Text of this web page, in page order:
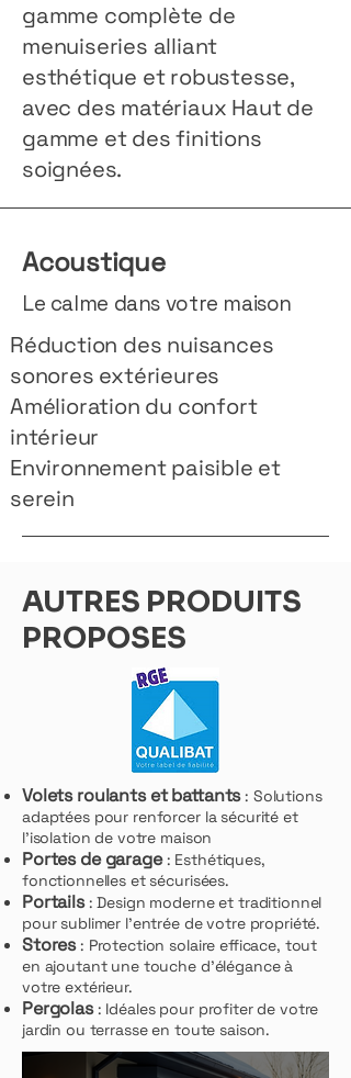
gamme complète de
menuiseries alliant
esthétique et robustesse,
avec des matériaux Haut de
gamme et des finitions
soignées.
Acoustique
Le calme dans votre maison
Réduction des nuisances
sonores extérieures
Amélioration du confort
intérieur
Environnement paisible et
serein
AUTRES PRODUITS
PROPOSES
Volets roulants et battants: Solutions
adaptées pour renforcer la sécurité et
l’isolation de votre maison
Portes de garage: Esthétiques,
fonctionnelles et sécurisées.
Portails: Design moderne et traditionnel
pour sublimer l’entrée de votre propriété.
Stores : Protection solaire efficace, tout
en ajoutant une touche d’élégance à
votre extérieur.
Pergolas : Idéales pour profiter de votre
jardin ou terrasse en toute saison.